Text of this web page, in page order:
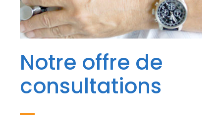
Notre offre de
consultations